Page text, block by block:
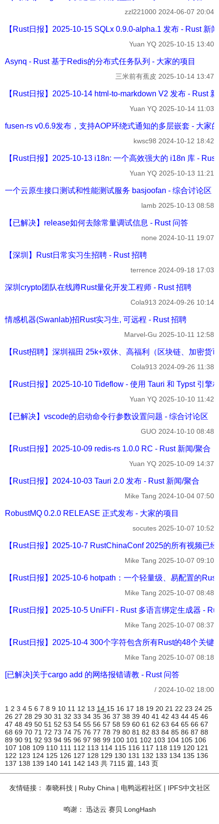
zzl221000 2024-06-07 20:04
【Rust日报】2025-10-15 SQLx 0.9.0-alpha.1 发布 - Rust 新
Yuan YQ 2025-10-15 13:40
Asynq - Rust 基于Redis的分布式任务队列 - 大家的项目
三米前有蕉皮 2025-10-14 13:47
【Rust日报】2025-10-14 html-to-markdown V2 发布 - Rust
Yuan YQ 2025-10-14 11:03
fusen-rs v0.6.9发布，支持AOP环绕式通知的多层嵌套 - 大家
kwsc98 2024-10-12 18:42
【Rust日报】2025-10-13 i18n: 一个高效强大的 i18n 库 -
Yuan YQ 2025-10-13 11:21
一个云原生接口测试和性能测试服务 basjoofan - 综合讨论区
lamb 2025-10-13 08:58
【已解决】release如何去除常量调试信息 - Rust 问答
none 2024-10-11 19:07
【深圳】Rust日常实习生招聘 - Rust 招聘
terrence 2024-09-18 17:03
深圳crypto团队在线蹲Rust量化开发工程师 - Rust 招聘
Cola913 2024-09-26 10:14
情感机器(Swanlab)招Rust实习生, 可远程 - Rust 招聘
Marvel-Gu 2025-10-11 12:58
【Rust招聘】深圳福田 25k+双休、高福利（区块链、加密货
Cola913 2024-09-26 11:38
【Rust日报】2025-10-10 Tideflow - 使用 Tauri 和 Typst 引
Yuan YQ 2025-10-10 11:42
【已解决】vscode的启动命令行参数设置问题 - 综合讨论区
GUO 2024-10-10 08:48
【Rust日报】2025-10-09 redis-rs 1.0.0 RC - Rust 新闻/聚合
Yuan YQ 2025-10-09 14:37
【Rust日报】2024-10-03 Tauri 2.0 发布 - Rust 新闻/聚合
Mike Tang 2024-10-04 07:50
RobustMQ 0.2.0 RELEASE 正式发布 - 大家的项目
socutes 2025-10-07 10:52
【Rust日报】2025-10-7 RustChinaConf 2025的所有视频已
Mike Tang 2025-10-07 09:10
【Rust日报】2025-10-6 hotpath：一个轻量级、易配置的
Mike Tang 2025-10-07 08:48
【Rust日报】2025-10-5 UniFFI - Rust 多语言绑定生成器 -
Mike Tang 2025-10-07 08:37
【Rust日报】2025-10-4 300个字符包含所有Rust的48个关键
Mike Tang 2025-10-07 08:18
[已解决]关于cargo add 的网络报错请教 - Rust 问答
/ 2024-10-02 18:00
1 2 3 4 5 6 7 8 9 10 11 12 13 14 15 16 17 18 19 20 21 22 23 24 25
26 27 28 29 30 31 32 33 34 35 36 37 38 39 40 41 42 43 44 45 46
47 48 49 50 51 52 53 54 55 56 57 58 59 60 61 62 63 64 65 66 67
68 69 70 71 72 73 74 75 76 77 78 79 80 81 82 83 84 85 86 87 88
89 90 91 92 93 94 95 96 97 98 99 100 101 102 103 104 105 106
107 108 109 110 111 112 113 114 115 116 117 118 119 120 121
122 123 124 125 126 127 128 129 130 131 132 133 134 135 136
137 138 139 140 141 142 143 共 7115 篇, 143 页
友情链接： 泰晓科技| Ruby China | 电鸭远程社区| IPFS中文社区
鸣谢： 迅达云 赛贝 LongHash